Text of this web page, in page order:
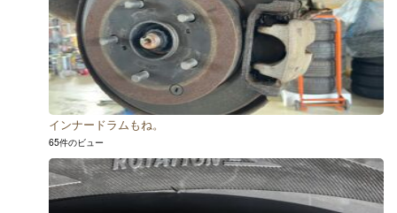
インナードラムもね。
65件のビュー